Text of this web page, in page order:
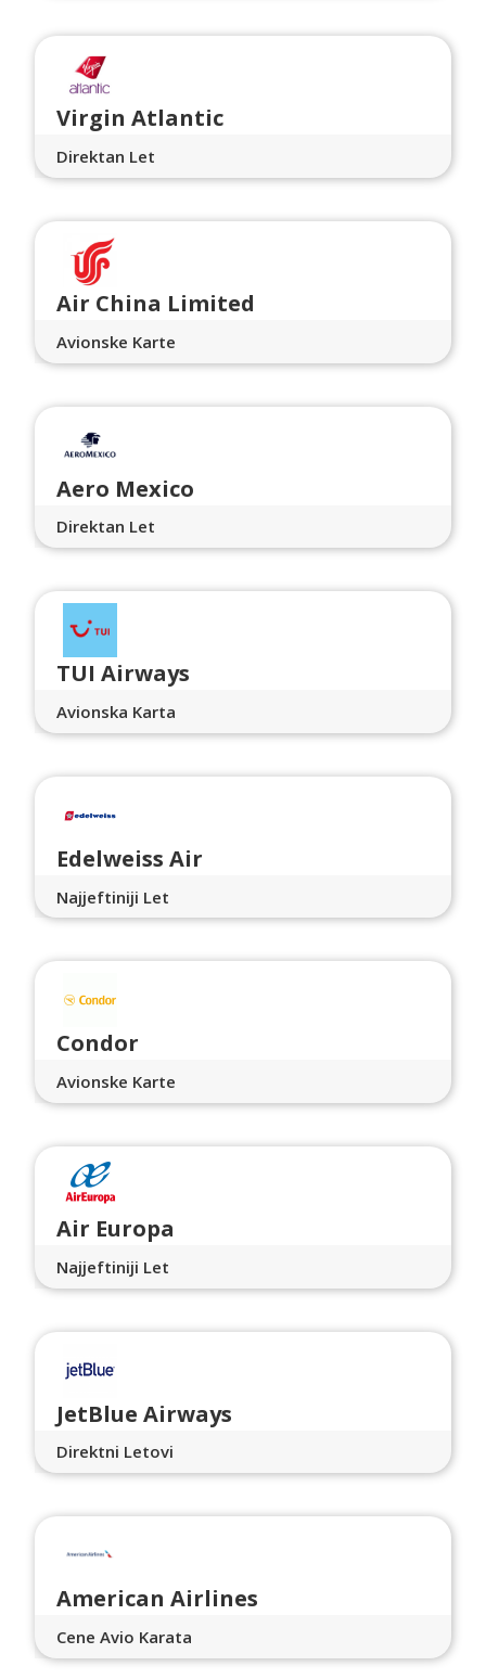
Virgin Atlantic
Direktan Let
Air China Limited
Avionske Karte
Aero Mexico
Direktan Let
TUI Airways
Avionska Karta
Edelweiss Air
Najjeftiniji Let
Condor
Avionske Karte
Air Europa
Najjeftiniji Let
JetBlue Airways
Direktni Letovi
American Airlines
Cene Avio Karata